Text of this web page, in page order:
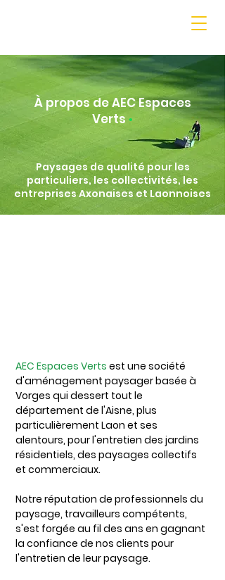
À propos de AEC Espaces
Verts •
Paysages de qualité pour les
particuliers, les collectivités, les
entreprises Axonaises et Laonnoises
AEC Espaces Verts est une société
d'aménagement paysager basée à
Vorges qui dessert tout le
département de l'Aisne, plus
particulièrement Laon et ses
alentours, pour l'entretien des jardins
résidentiels, des paysages collectifs
et commerciaux.
Notre réputation de professionnels du
paysage, travailleurs compétents,
s'est forgée au fil des ans en gagnant
la confiance de nos clients pour
l'entretien de leur paysage.